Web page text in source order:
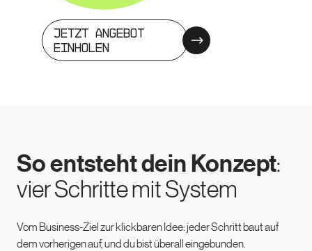
Jetzt Angebot
einholen
So entsteht dein Konzept:
vier Schritte mit System
Vom Business-Ziel zur klickbaren Idee: jeder Schritt baut auf
dem vorherigen auf, und du bist überall eingebunden.